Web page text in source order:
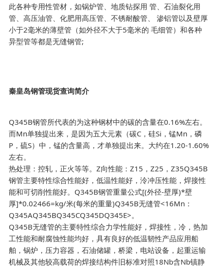
此各种专用性管材，如锅炉管、地质钻探用 管、石油裂化用
管、高压油管、化肥用高压管、不锈耐酸管、 渗铝管以及壁厚
小于2毫米的薄壁管（如外径不大于5毫米的 毛细管）和各种
异型管等都是无缝钢管;
秦皇岛钢管现货查询简介
Q345B钢管所代表的为这种钢材中的碳的含量在0.16%左右。
而Mn单独提出来，是因为五大元素（碳C，硅Si，锰Mn，磷
P，硫S）中，锰的含量高，才单独提出来。大约在1.20-1.60%
左右。
热处理：控轧，正火等等。Z向性能：Z15，Z25，Z35Q345B
钢管主要特性综合性能好，低温性能好，泠冲压性能，焊接性
能和可切削性能好。Q345B钢管重量公式[(外径-壁厚)*壁
厚]*0.02466=kg/米(每米的重量)Q345B无缝管<16Mn：
Q345AQ345BQ345CQ345DQ345E>。
Q345B无缝管的主要特性综合力学性能好，焊接性，冷，热加
工性能和耐腐蚀性能均好，具有良好的低温韧性产品应用船
舶，锅炉，压力容器，石油储罐，桥梁，电站设备，起重运输
机械及其他较高载荷的焊接结构件旧标准对照18Nb含Nb镇静